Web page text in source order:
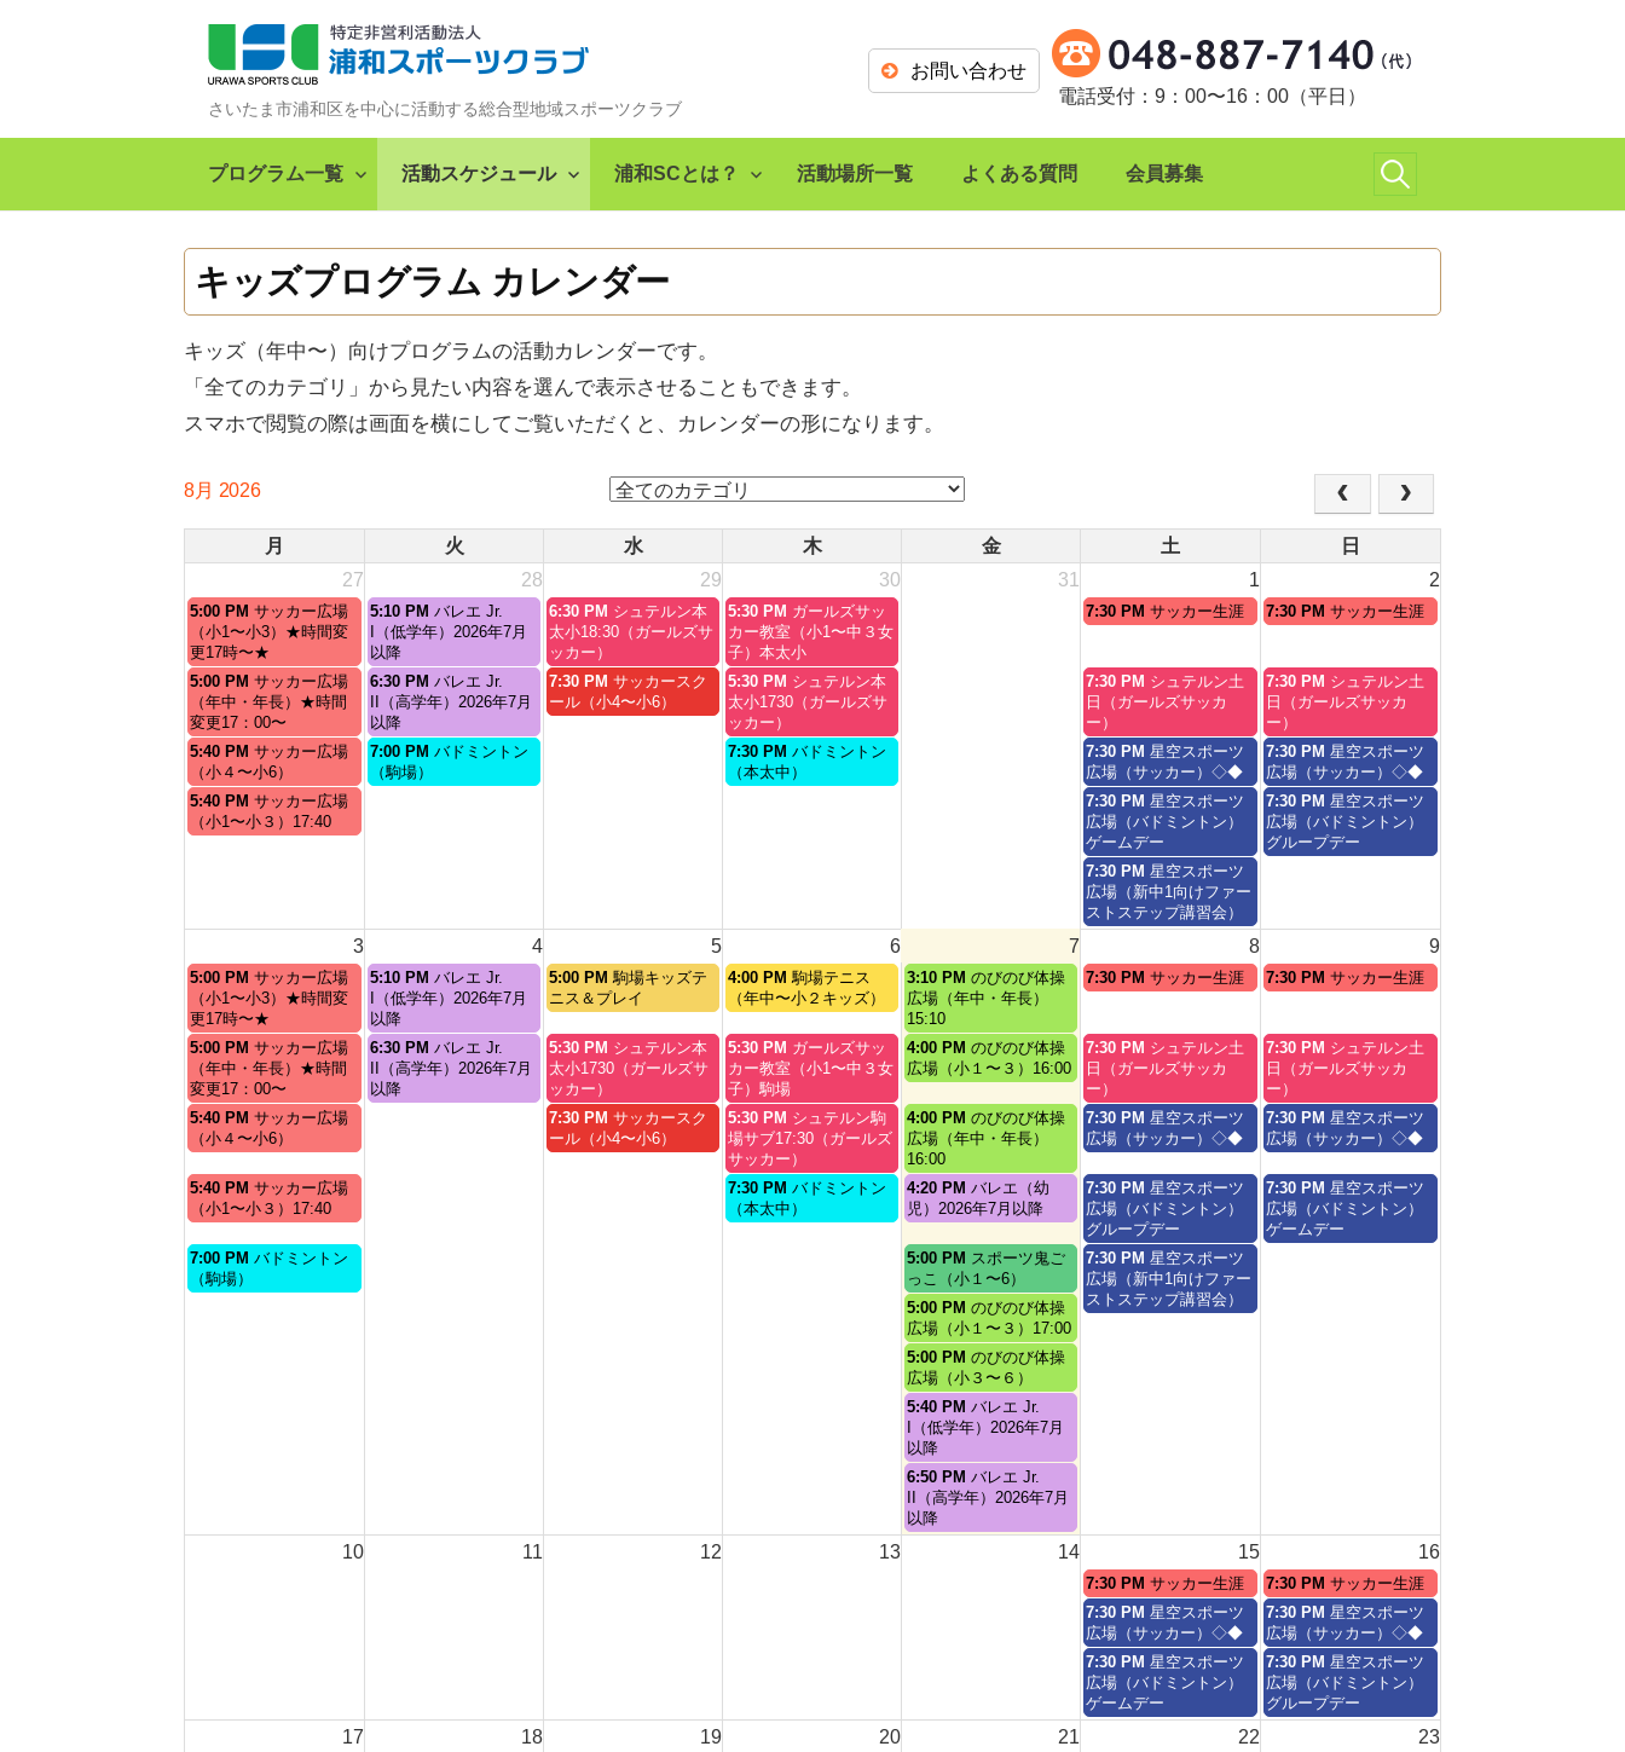
ス
さいたま市浦和区を中心に活動する総合型地域スポーツクラブ
お問い合わせ
電話受付：9：00〜16：00（平日）
プログラム一覧 活動スケジュール 浦和SCとは？ 活動場所一覧 よくある質問 会員募集 検
索:
キッズプログラム カレンダー
キッズ（年中〜）向けプログラムの活動カレンダーです。
「全てのカテゴリ」から見たい内容を選んで表示させることもできます。
スマホで閲覧の際は画面を横にしてご覧いただくと、カレンダーの形になります。
8月 2026
月 火 水 木 金 土
日
27
28 29 30 31 1 2
月
曜
日,
7
月
27th
2026
5:00 PM サッカー広場
（小1〜小3）★時間変
更17時〜★
火
曜
日,
7
月
28th
2026
5:10 PM バレエ Jr.
I（低学年）2026年7月
以降
水
曜
日,
7
月
29th
6:30 PM シュテルン本
太小18:30（ガールズサ
ッカー）
木
曜
日,
7
月
30th
2026
5:30 PM ガールズサッ
カー教室（小1〜中３女
子）本太小
土
曜
8
月
1st
2026
7:30 PM サッカー生涯
日
曜
8
月
2nd
2026
7:30 PM サッカー生涯
月
曜
日,
7
月
27th
2026
5:00 PM サッカー広場
（年中・年長）★時間
変更17：00〜
火
曜
日,
7
月
28th
6:30 PM バレエ Jr.
II（高学年）2026年7月
以降
水
曜
日,
7:30 PM サッカースク
ール（小4〜小6）
木
曜
日,
7
月
30th
5:30 PM シュテルン本
太小1730（ガールズサ
ッカー）
土
曜
日,
8
月
1st
2026
7:30 PM シュテルン土
日（ガールズサッカ
ー）
日
曜
日,
8
月
2nd
2026
7:30 PM シュテルン土
日（ガールズサッカ
ー）
月
曜
日,
7
月
5:40 PM サッカー広場
（小４〜小6）
火
曜
日,
7:00 PM バドミントン
（駒場）
木
曜
日,
7:30 PM バドミントン
（本太中）
土
曜
日,
8
月
1st
2026
7:30 PM 星空スポーツ
広場（サッカー）◇◆
日
曜
日,
8
月
2nd
7:30 PM 星空スポーツ
広場（サッカー）◇◆
月
曜
日,
5:40 PM サッカー広場
（小1〜小３）17:40
土
曜
日,
8
月
1st
2026
7:30 PM 星空スポーツ
広場（バドミントン）
ゲームデー
日
曜
日,
8
7:30 PM 星空スポーツ
広場（バドミントン）
グループデー
土
曜
日,
8
1st
2026
7:30 PM 星空スポーツ
広場（新中1向けファー
ストステップ講習会）
3 4 5 6 7 8 9
月
曜
日,
8
月
3rd
2026
5:00 PM サッカー広場
（小1〜小3）★時間変
更17時〜★
火
曜
日,
8
月
4th
2026
5:10 PM バレエ Jr.
I（低学年）2026年7月
以降
水
曜
日,
8
月
5th
2026
5:00 PM 駒場キッズテ
ニス＆プレイ
木
曜
日,
8
月
6th
2026
4:00 PM 駒場テニス
（年中〜小２キッズ）
金
曜
日,
8
月
7th
3:10 PM のびのび体操
広場（年中・年長）
15:10
土
曜
8
月
8th
2026
7:30 PM サッカー生涯
日
曜
8
月
9th
2026
7:30 PM サッカー生涯
月
曜
日,
8
月
3rd
5:00 PM サッカー広場
（年中・年長）★時間
変更17：00〜
火
曜
日,
8
6:30 PM バレエ Jr.
II（高学年）2026年7月
以降
水
曜
日,
8
月
5th
5:30 PM シュテルン本
太小1730（ガールズサ
ッカー）
木
曜
日,
8
月
6th
2026
5:30 PM ガールズサッ
カー教室（小1〜中３女
子）駒場
金
曜
日,
8
月
7th
2026
4:00 PM のびのび体操
広場（小１〜３）16:00
土
曜
日,
8
月
8th
7:30 PM シュテルン土
日（ガールズサッカ
ー）
日
曜
日,
8
月
9th
7:30 PM シュテルン土
日（ガールズサッカ
ー）
月
曜
日,
8
月
3rd
5:40 PM サッカー広場
（小４〜小6）
水
曜
日,
7:30 PM サッカースク
ール（小4〜小6）
木
曜
日,
8
月
6th
5:30 PM シュテルン駒
場サブ17:30（ガールズ
サッカー）
金
曜
日,
8
月
7th
4:00 PM のびのび体操
広場（年中・年長）
16:00
土
曜
日,
8
月
8th
2026
7:30 PM 星空スポーツ
広場（サッカー）◇◆
日
曜
日,
8
月
9th
2026
7:30 PM 星空スポーツ
広場（サッカー）◇◆
月
曜
日,
8
月
3rd
5:40 PM サッカー広場
（小1〜小３）17:40
木
曜
日,
7:30 PM バドミントン
（本太中）
金
曜
日,
8
月
7th
2026
4:20 PM バレエ（幼
児）2026年7月以降
土
曜
日,
8
月
8th
2026
7:30 PM 星空スポーツ
広場（バドミントン）
グループデー
日
曜
日,
8
7:30 PM 星空スポーツ
広場（バドミントン）
ゲームデー
月
曜
日,
7:00 PM バドミントン
（駒場）
金
曜
日,
8
月
7th
2026
5:00 PM スポーツ鬼ご
っこ（小１〜6）
土
曜
日,
8
7:30 PM 星空スポーツ
広場（新中1向けファー
ストステップ講習会）
金
曜
日,
8
月
7th
2026
5:00 PM のびのび体操
広場（小１〜３）17:00
金
曜
日,
8
月
7th
2026
5:00 PM のびのび体操
広場（小３〜６）
金
曜
日,
8
月
7th
2026
5:40 PM バレエ Jr.
I（低学年）2026年7月
以降
金
曜
日,
8
6:50 PM バレエ Jr.
II（高学年）2026年7月
以降
10 11 12 13 14 15 16
土
曜
日,
8
月
15th
2026
7:30 PM サッカー生涯
日
曜
日,
8
月
16th
2026
7:30 PM サッカー生涯
土
曜
日,
8
月
15th
7:30 PM 星空スポーツ
広場（サッカー）◇◆
日
曜
日,
8
月
16th
7:30 PM 星空スポーツ
広場（サッカー）◇◆
土
曜
日,
8
7:30 PM 星空スポーツ
広場（バドミントン）
ゲームデー
日
曜
日,
8
7:30 PM 星空スポーツ
広場（バドミントン）
グループデー
17 18 19 20 21 22 23